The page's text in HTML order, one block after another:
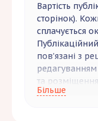
Вартість
сторінок).
сплачується
пов’язані з
та
Більше